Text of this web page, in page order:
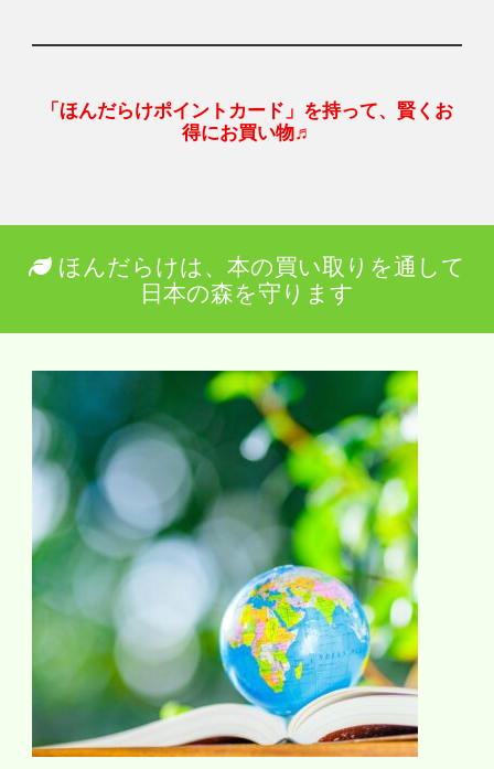
「ほんだらけポイントカード」を持って、賢くお
得にお買い物♬
ほんだらけは、本の買い取りを通して
日本の森を守ります